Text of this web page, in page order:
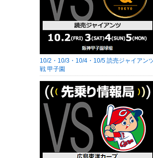
10/2・10/3・10/4・10/5 読売ジャイアン
戦 甲子園